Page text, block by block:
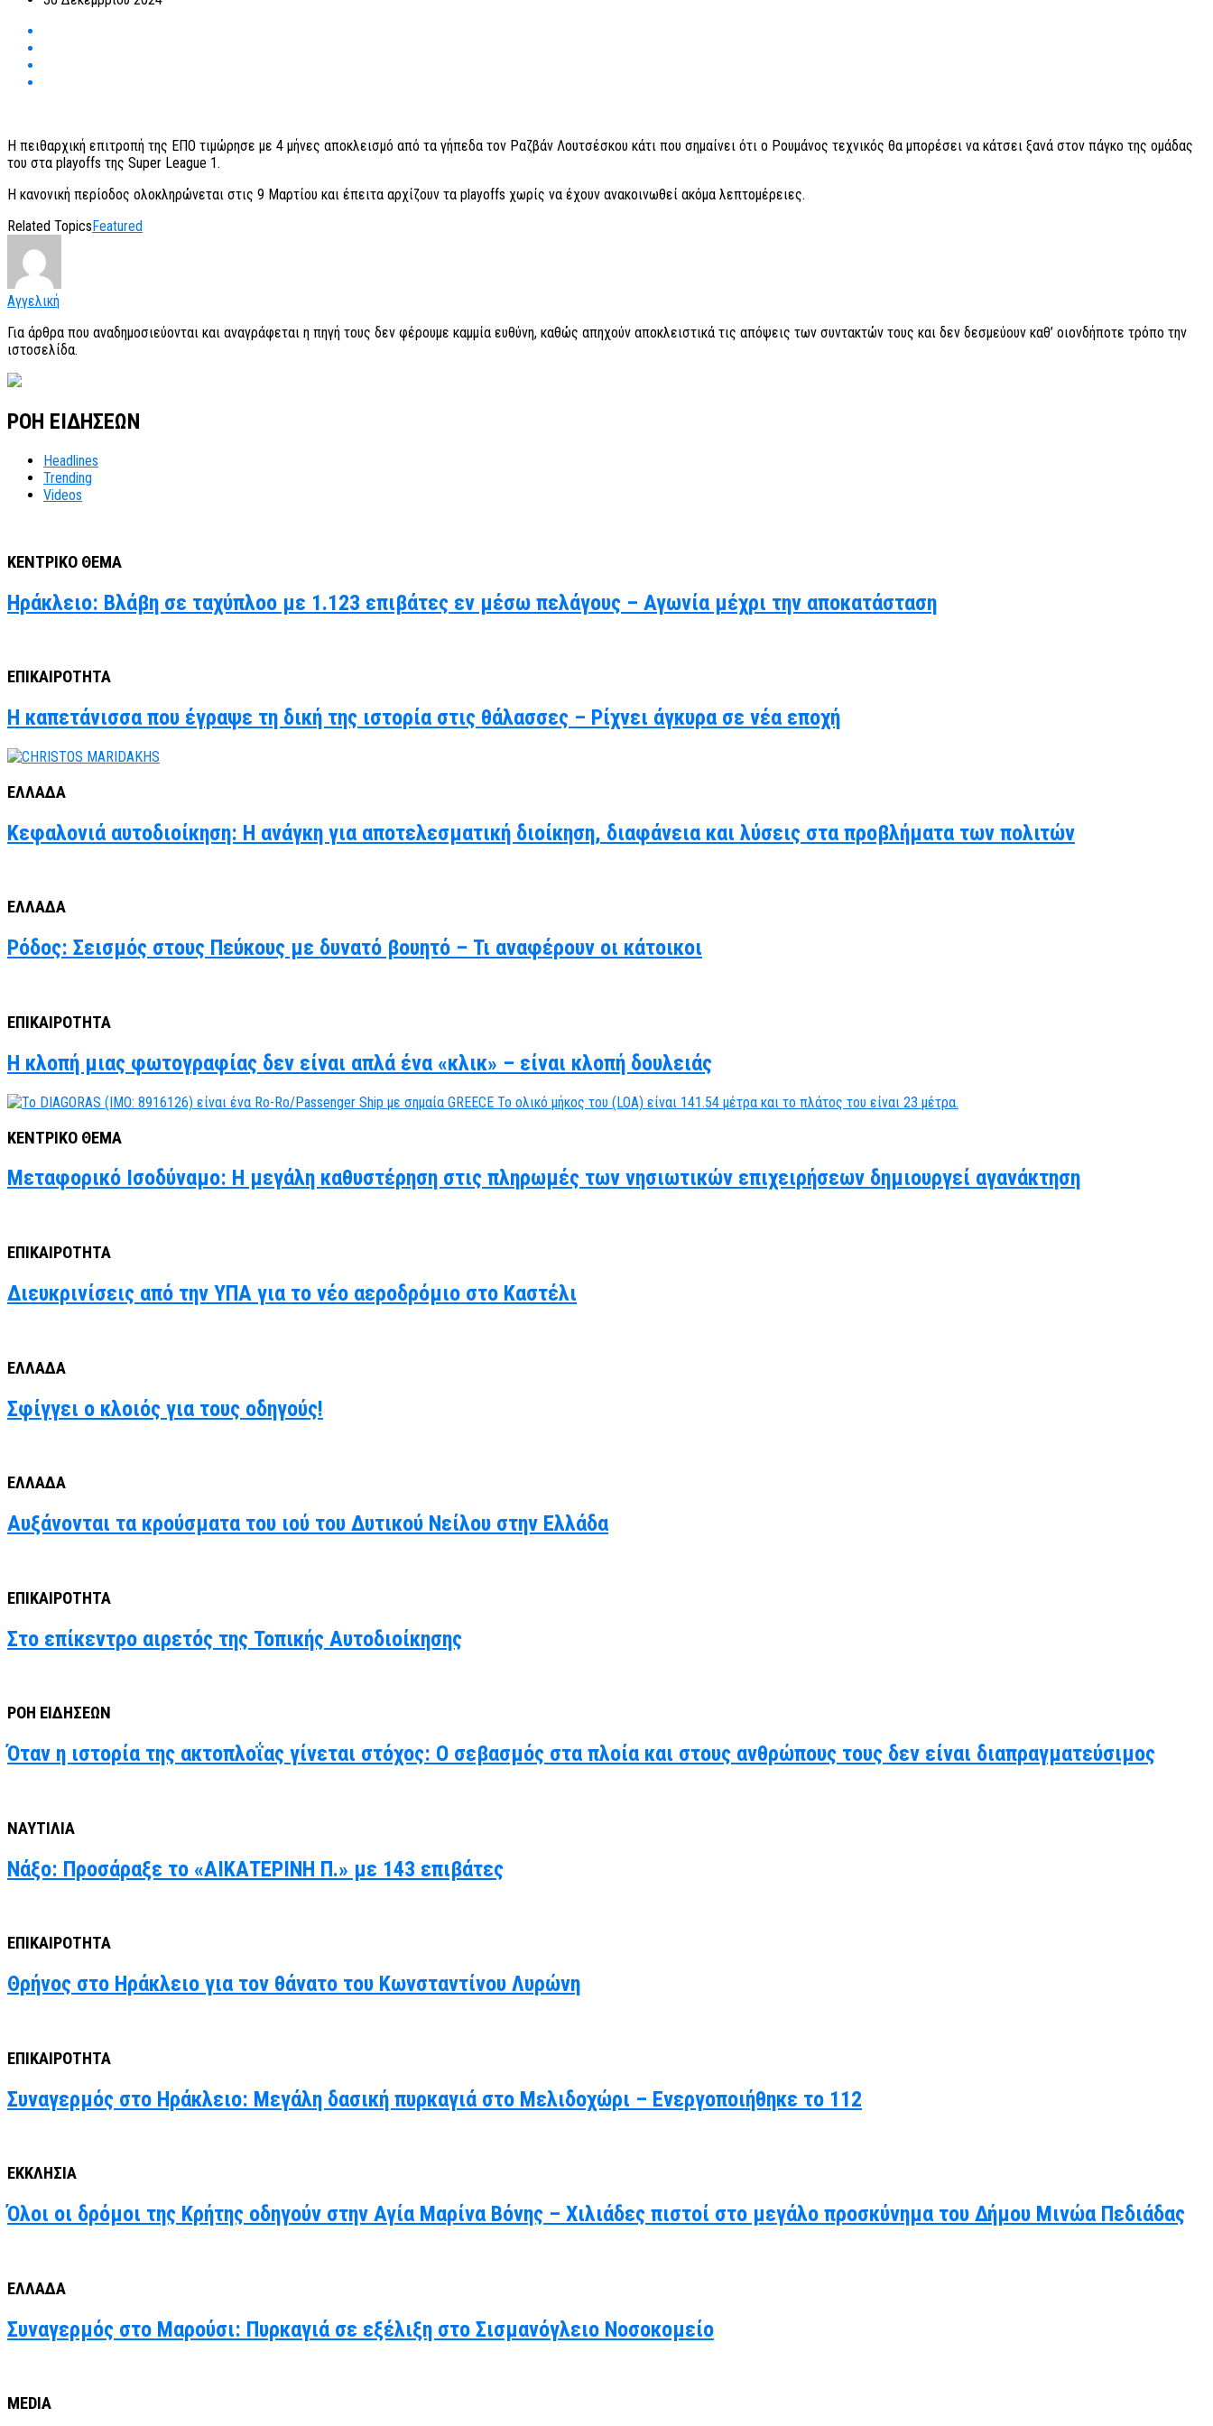
Η πειθαρχική επιτροπή της ΕΠΟ τιμώρησε με 4 μήνες αποκλεισμό από τα γήπεδα τον Ραζβάν Λουτσέσκου κάτι που σημαίνει ότι ο Ρουμάνος τεχνικός θα μπορέσει να κάτσει ξανά στον πάγκο της ομάδας
του στα playoffs της Super League 1.
H κανονική περίοδος ολοκληρώνεται στις 9 Μαρτίου και έπειτα αρχίζουν τα playoffs χωρίς να έχουν ανακοινωθεί ακόμα λεπτομέρειες.
Related Topics Featured
Αγγελική
Για άρθρα που αναδημοσιεύονται και αναγράφεται η πηγή τους δεν φέρουμε καμμία ευθύνη, καθώς απηχούν αποκλειστικά τις απόψεις των συντακτών τους και δεν δεσμεύουν καθ’ οιονδήποτε τρόπο την
ιστοσελίδα.
ΡΟΗ ΕΙΔΗΣΕΩΝ
Headlines
Trending
Videos
ΚΕΝΤΡΙΚΟ ΘΕΜΑ
Ηράκλειο: Βλάβη σε ταχύπλοο με 1.123 επιβάτες εν μέσω πελάγους – Αγωνία μέχρι την αποκατάσταση
ΕΠΙΚΑΙΡΟΤΗΤΑ
Η καπετάνισσα που έγραψε τη δική της ιστορία στις θάλασσες – Ρίχνει άγκυρα σε νέα εποχή
ΕΛΛΑΔΑ
Κεφαλονιά αυτοδιοίκηση: Η ανάγκη για αποτελεσματική διοίκηση, διαφάνεια και λύσεις στα προβλήματα των πολιτών
ΕΛΛΑΔΑ
Ρόδος: Σεισμός στους Πεύκους με δυνατό βουητό – Τι αναφέρουν οι κάτοικοι
ΕΠΙΚΑΙΡΟΤΗΤΑ
Η κλοπή μιας φωτογραφίας δεν είναι απλά ένα «κλικ» – είναι κλοπή δουλειάς
ΚΕΝΤΡΙΚΟ ΘΕΜΑ
Μεταφορικό Ισοδύναμο: Η μεγάλη καθυστέρηση στις πληρωμές των νησιωτικών επιχειρήσεων δημιουργεί αγανάκτηση
ΕΠΙΚΑΙΡΟΤΗΤΑ
Διευκρινίσεις από την ΥΠΑ για το νέο αεροδρόμιο στο Καστέλι
ΕΛΛΑΔΑ
Σφίγγει ο κλοιός για τους οδηγούς!
ΕΛΛΑΔΑ
Αυξάνονται τα κρούσματα του ιού του Δυτικού Νείλου στην Ελλάδα
ΕΠΙΚΑΙΡΟΤΗΤΑ
Στο επίκεντρο αιρετός της Τοπικής Αυτοδιοίκησης
ΡΟΗ ΕΙΔΗΣΕΩΝ
Όταν η ιστορία της ακτοπλοΐας γίνεται στόχος: Ο σεβασμός στα πλοία και στους ανθρώπους τους δεν είναι διαπραγματεύσιμος
ΝΑΥΤΙΛΙΑ
Νάξο: Προσάραξε το «ΑΙΚΑΤΕΡΙΝΗ Π.» με 143 επιβάτες
ΕΠΙΚΑΙΡΟΤΗΤΑ
Θρήνος στο Ηράκλειο για τον θάνατο του Κωνσταντίνου Λυρώνη
ΕΠΙΚΑΙΡΟΤΗΤΑ
Συναγερμός στο Ηράκλειο: Μεγάλη δασική πυρκαγιά στο Μελιδοχώρι – Ενεργοποιήθηκε το 112
ΕΚΚΛΗΣΙΑ
Όλοι οι δρόμοι της Κρήτης οδηγούν στην Αγία Μαρίνα Βόνης – Χιλιάδες πιστοί στο μεγάλο προσκύνημα του Δήμου Μινώα Πεδιάδας
ΕΛΛΑΔΑ
Συναγερμός στο Μαρούσι: Πυρκαγιά σε εξέλιξη στο Σισμανόγλειο Νοσοκομείο
MEDIA